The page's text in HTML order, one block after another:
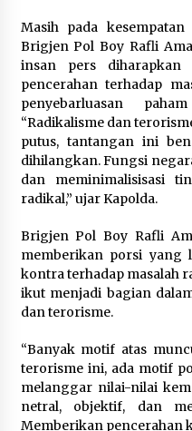
8
Tinggi
Masih pada
Brigjen Pol Boy Rafli
insan pers diharapkan
pencerahan terhadap
penyebarluasan
“Radikalisme dan
putus, tantangan ini
dihilangkan. Fungsi
dan meminimalisisasi
radikal,” ujar Kapolda.
Brigjen Pol Boy Rafli
memberikan porsi yang
kontra terhadap masalah
ikut menjadi bagian
dan terorisme.
“Banyak motif atas
terorisme ini, ada motif
melanggar nilai-nilai
netral, objektif, dan
Memberikan pencerahan